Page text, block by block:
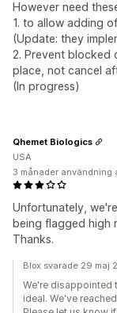
However need
1. to allow adding
(Update: they
2. Prevent blocked
place, not cancel
(In progress)
Unfortunately,
being flagged high
Thanks.
Qhemet Biologics
USA
3 månader användning
Blox svarade 29 maj
We're disappointed
ideal. We've